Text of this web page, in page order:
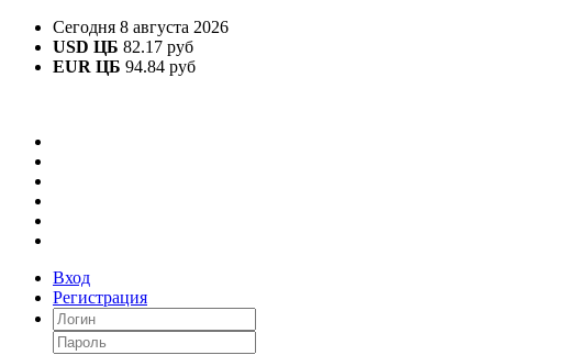
Сегодня 8 августа 2026
USD ЦБ 82.17 руб
EUR ЦБ 94.84 руб
Вход
Регистрация